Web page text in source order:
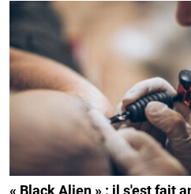
« Black Alien » : il s'est fait